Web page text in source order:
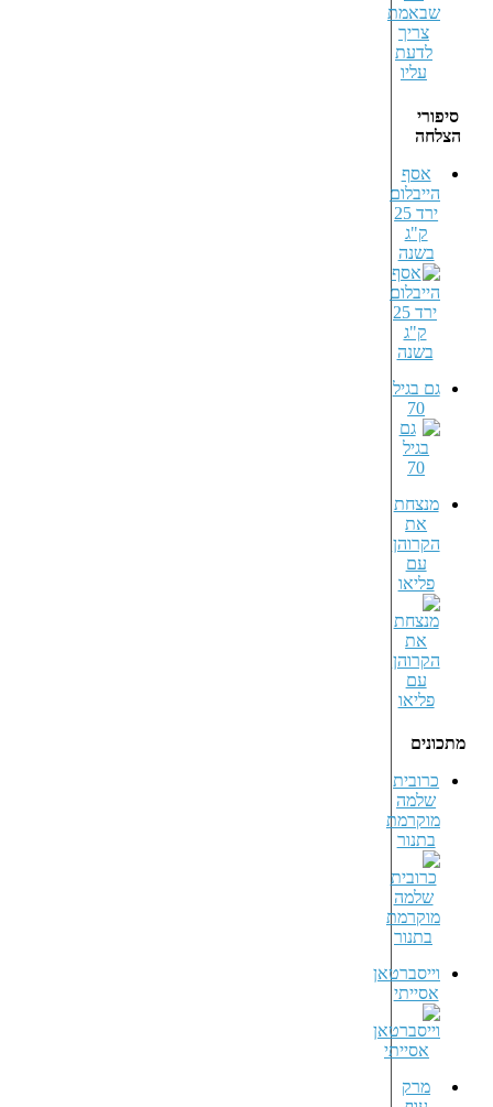
סיפורי
הצלחה
אסף
הייבלום
ירד 25
ק"ג
בשנה
גם בגיל
70
מנצחת
את
הקרוהן
עם
פליאו
מתכונים
כרובית
שלמה
מוקרמת
בתנור
וייסברטאן
אסייתי
מרק